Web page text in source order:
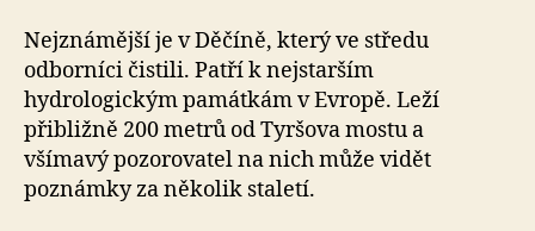
Nejznámější je v Děčíně, který ve středu
odborníci čistili. Patří k nejstarším
hydrologickým památkám v Evropě. Leží
přibližně 200 metrů od Tyršova mostu a
všímavý pozorovatel na nich může vidět
poznámky za několik staletí.